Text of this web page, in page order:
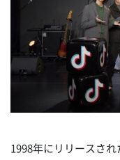
1998年にリリースさ